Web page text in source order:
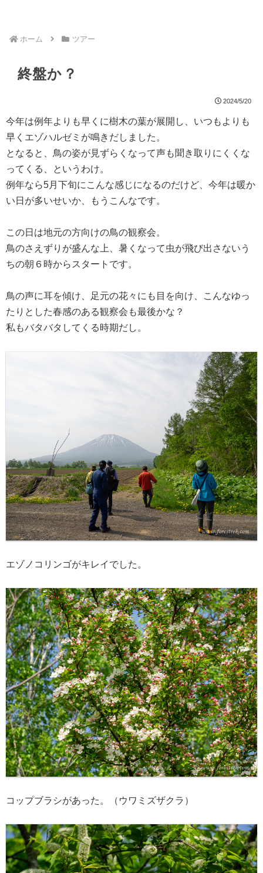
ホーム ツアー
終盤か？
2024/5/20
今年は例年よりも早くに樹木の葉が展開し、いつもよりも
早くエゾハルゼミが鳴きだしました。
となると、鳥の姿が見ずらくなって声も聞き取りにくくな
ってくる、というわけ。
例年なら5月下旬にこんな感じになるのだけど、今年は暖か
い日が多いせいか、もうこんなです。
この日は地元の方向けの鳥の観察会。
鳥のさえずりが盛んな上、暑くなって虫が飛び出さないう
ちの朝６時からスタートです。
鳥の声に耳を傾け、足元の花々にも目を向け、こんなゆっ
たりとした春感のある観察会も最後かな？
私もバタバタしてくる時期だし。
エゾノコリンゴがキレイでした。
コップブラシがあった。（ウワミズザクラ）